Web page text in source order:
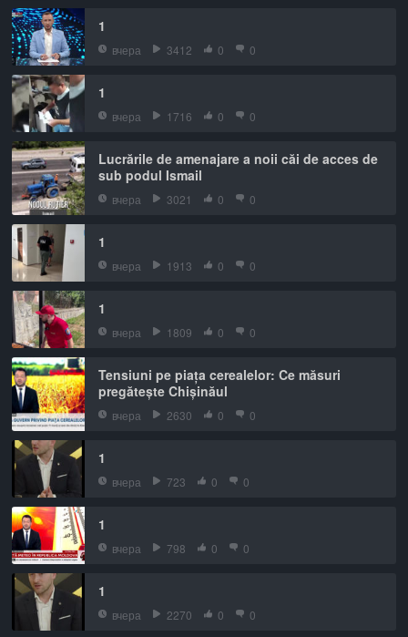
1
вчера 3412 0 0
1
вчера 1716 0 0
Lucrările de amenajare a noii căi de acces de
sub podul Ismail
вчера 3021 0 0
1
вчера 1913 0 0
1
вчера 1809 0 0
Tensiuni pe piața cerealelor: Ce măsuri
pregătește Chișinăul
вчера 2630 0 0
1
вчера 723 0 0
1
вчера 798 0 0
1
вчера 2270 0 0